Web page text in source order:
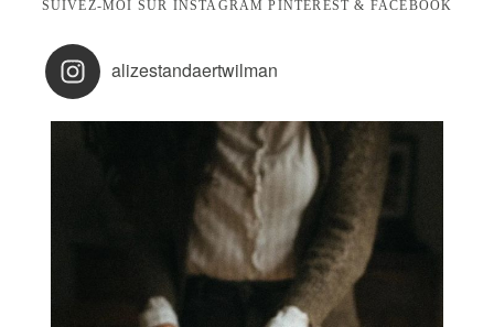
SUIVEZ-MOI SUR INSTAGRAM PINTEREST & FACEBOOK
alizestandaertwilman